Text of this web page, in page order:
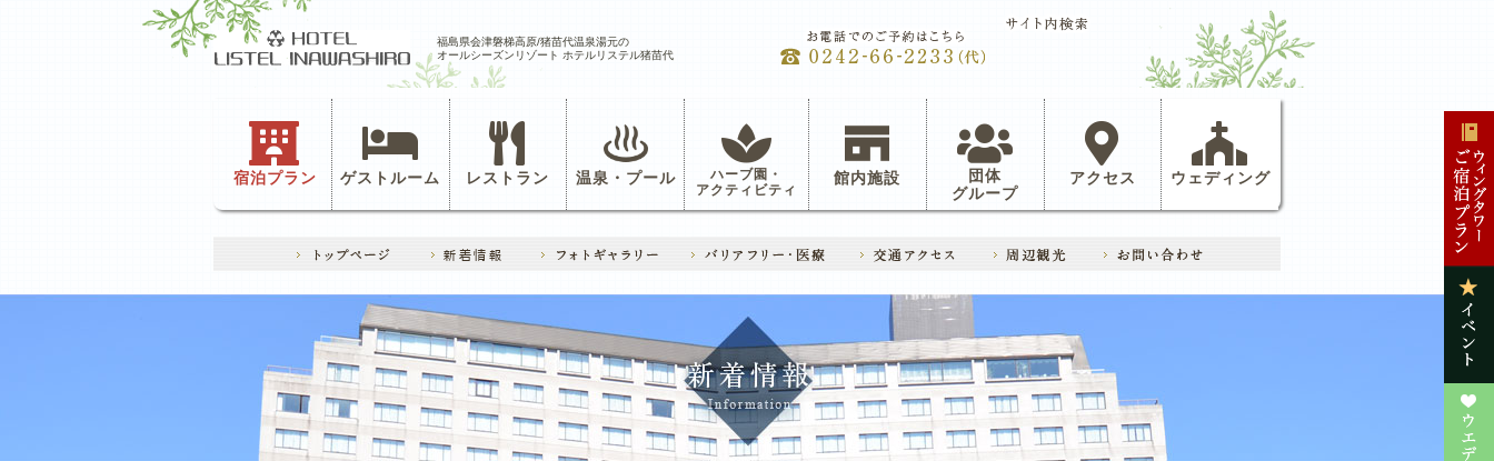
福島県会津磐梯高原/猪苗代温泉湯元の
オールシーズンリゾート ホテルリステル猪苗代
宿泊プラン ゲストルーム レストラン 温泉・プール ハーブ園・
アクティビティ
館内施設
団体
グループ
アクセス ウェディング